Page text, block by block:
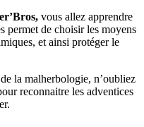
vous allez apprendre
permet de choisir les moyens
et ainsi protéger le
la malherbologie, n’oubliez
reconnaitre les adventices